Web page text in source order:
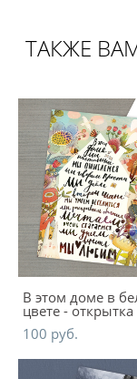
ТАКЖЕ
В этом доме в
цвете - открытка
100 pуб.